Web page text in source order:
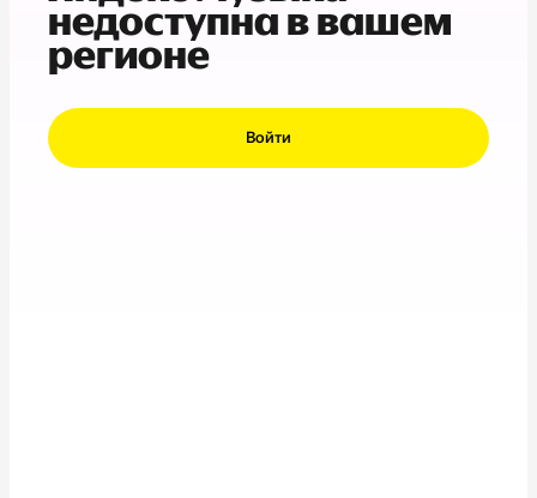
недоступна в вашем
регионе
Войти